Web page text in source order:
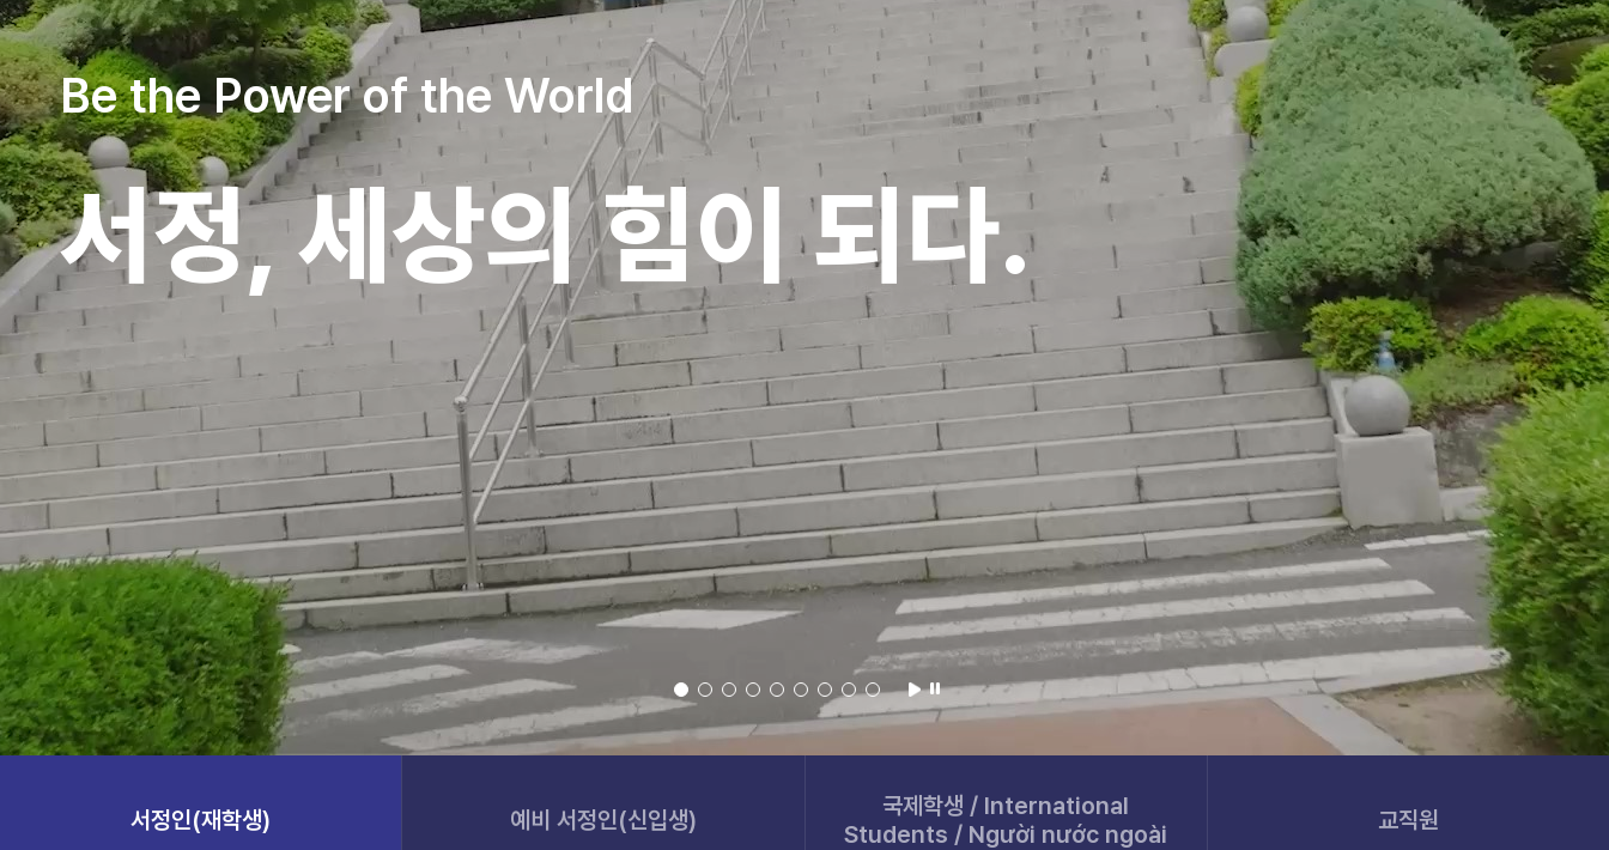
Be the Power of the World
서정, 세상의 힘이 되다.
우리학교 서강관까지 운행되는 91번 시내버스도 있습니다.
(2026.03.01 교육통계제출자료기준/대학정보공시전)
(2026.04.01 교육통계제출자료기준/대학정보공시전)
(응급구조과)
(간호학과)
(2026. 2. 졸업생 기준)
법무부 지정
서정인(재학생) 예비 서정인(신입생)
국제학생 / International
Students / Người nước ngoài
교직원